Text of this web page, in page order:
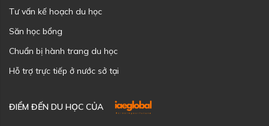
Tư vấn kế hoạch du học
Săn học bổng
Chuẩn bị hành trang du học
Hỗ trợ trực tiếp ở nước sở tại
ĐIỂM ĐẾN DU HỌC CỦA